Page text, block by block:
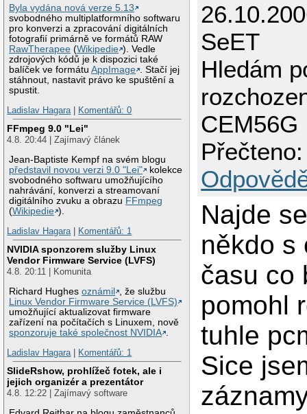
Byla vydána nová verze 5.13
svobodného multiplatformního softwaru
pro konverzi a zpracování digitálních
fotografií primárně ve formátů RAW
RawTherapee (Wikipedie ). Vedle
zdrojových kódů je k dispozici také
balíček ve formátuAppImage
. Stačí jej
stáhnout, nastavit právo ke spuštění a
spustit.
Ladislav Hagara| Komentářů: 0
FFmpeg 9.0 "Lei"
4.8. 20:44 | Zajímavý článek
Jean-Baptiste Kempf na svém blogu
představil novou verzi 9.0 "Lei"
kolekce
svobodného softwaru umožňujícího
nahrávání, konverzi a streamovaní
digitálního zvuku a obrazu FFmpeg
(Wikipedie ).
Ladislav Hagara| Komentářů: 1
NVIDIA sponzorem služby Linux
Vendor Firmware Service (LVFS)
4.8. 20:11 | Komunita
Richard Hughesoznámil
, že službu
Linux Vendor Firmware Service (LVFS)
umožňující aktualizovat firmware
zařízení na počítačích s Linuxem, nově
sponzoruje také společnost NVIDIA
Ladislav Hagara| Komentářů: 1
SlideRshow, prohlížeč fotek, ale i
jejich organizér a prezentátor
4.8. 12:22 | Zajímavý software
SeET
Hledám
CEM56G
Najde
někdo s
času co
pomohl
tuhle
Sice